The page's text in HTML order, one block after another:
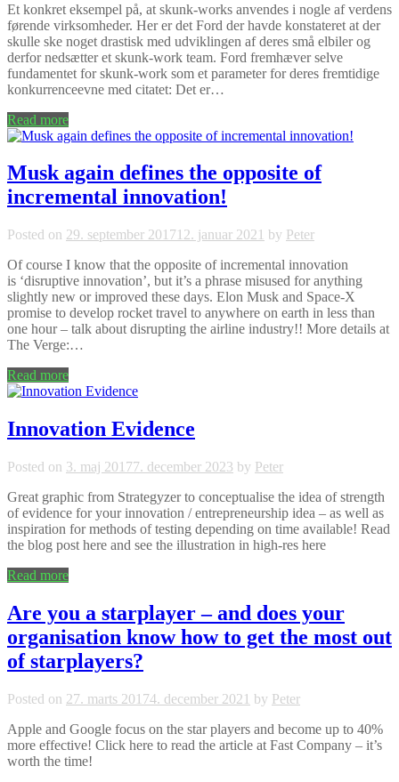
Et konkret eksempel på, at skunk-works anvendes i nogle af verdens
førende virksomheder. Her er det Ford der havde konstateret at der
skulle ske noget drastisk med udviklingen af deres små elbiler og
derfor nedsætter et skunk-work team. Ford fremhæver selve
fundamentet for skunk-work som et parameter for deres fremtidige
konkurrenceevne med citatet: Det er…
Read more
Musk again defines the opposite of
incremental innovation!
Posted on 29. september 201712. januar 2021 by Peter
Of course I know that the opposite of incremental innovation
is ‘disruptive innovation’, but it’s a phrase misused for anything
slightly new or improved these days. Elon Musk and Space-X
promise to develop rocket travel to anywhere on earth in less than
one hour – talk about disrupting the airline industry!! More details at
The Verge:…
Read more
Innovation Evidence
Posted on 3. maj 20177. december 2023 by Peter
Great graphic from Strategyzer to conceptualise the idea of strength
of evidence for your innovation / entrepreneurship idea – as well as
inspiration for methods of testing depending on time available! Read
the blog post here and see the illustration in high-res here
Read more
Are you a starplayer – and does your
organisation know how to get the most out
of starplayers?
Posted on 27. marts 20174. december 2021 by Peter
Apple and Google focus on the star players and become up to 40%
more effective! Click here to read the article at Fast Company – it’s
worth the time!